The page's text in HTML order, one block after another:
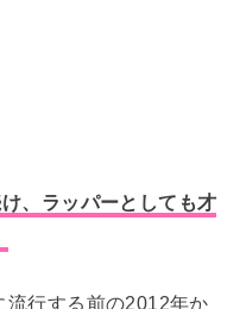
、ラッパーとしても才
流行する前の2012年か